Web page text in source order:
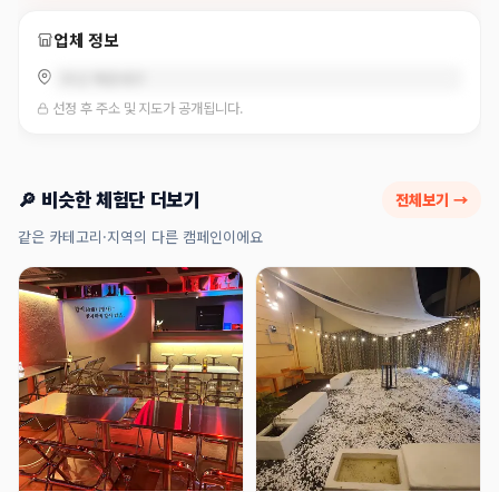
업체 정보
선정 후 주소 및 지도가 공개됩니다.
🔎 비슷한 체험단 더보기 전체보기 →
같은 카테고리·지역의 다른 캠페인이에요